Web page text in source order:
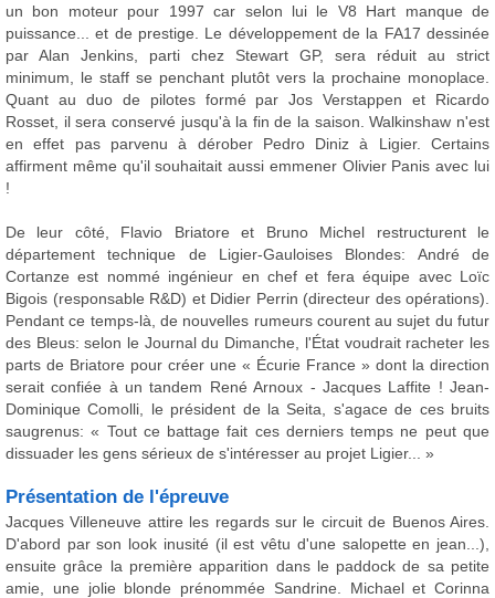
un bon moteur pour 1997 car selon lui le V8 Hart manque de
puissance... et de prestige. Le développement de la FA17 dessinée
par Alan Jenkins, parti chez Stewart GP, sera réduit au strict
minimum, le staff se penchant plutôt vers la prochaine monoplace.
Quant au duo de pilotes formé par Jos Verstappen et Ricardo
Rosset, il sera conservé jusqu'à la fin de la saison. Walkinshaw n'est
en effet pas parvenu à dérober Pedro Diniz à Ligier. Certains
affirment même qu'il souhaitait aussi emmener Olivier Panis avec lui
!
De leur côté, Flavio Briatore et Bruno Michel restructurent le
département technique de Ligier-Gauloises Blondes: André de
Cortanze est nommé ingénieur en chef et fera équipe avec Loïc
Bigois (responsable R&D) et Didier Perrin (directeur des opérations).
Pendant ce temps-là, de nouvelles rumeurs courent au sujet du futur
des Bleus: selon le Journal du Dimanche, l'État voudrait racheter les
parts de Briatore pour créer une « Écurie France » dont la direction
serait confiée à un tandem René Arnoux - Jacques Laffite ! Jean-
Dominique Comolli, le président de la Seita, s'agace de ces bruits
saugrenus: « Tout ce battage fait ces derniers temps ne peut que
dissuader les gens sérieux de s'intéresser au projet Ligier... »
Présentation de l'épreuve
Jacques Villeneuve attire les regards sur le circuit de Buenos Aires.
D'abord par son look inusité (il est vêtu d'une salopette en jean...),
ensuite grâce la première apparition dans le paddock de sa petite
amie, une jolie blonde prénommée Sandrine. Michael et Corinna